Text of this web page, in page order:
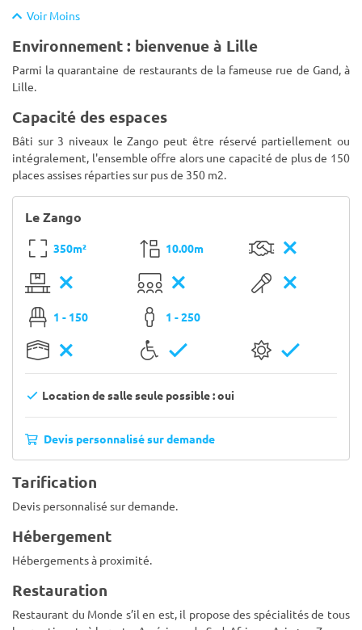
Voir Moins
Environnement : bienvenue à Lille
Parmi la quarantaine de restaurants de la fameuse rue de Gand, à
Lille.
Capacité des espaces
Bâti sur 3 niveaux le Zango peut être réservé partiellement ou
intégralement, l'ensemble offre alors une capacité de plus de 150
places assises réparties sur pus de 350 m2.
Le Zango
350m² 10.00m
1 - 150 1 - 250
Location de salle seule possible : oui
Devis personnalisé sur demande
Tarification
Devis personnalisé sur demande.
Hébergement
Hébergements à proximité.
Restauration
Restaurant du Monde s’il en est, il propose des spécialités de tous